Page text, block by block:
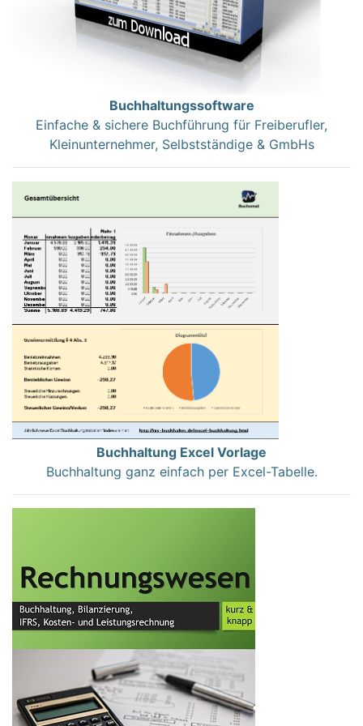
Buchhaltungssoftware
Einfache & sichere Buchführung für Freiberufler,
Kleinunternehmer, Selbstständige & GmbHs
Buchhaltung Excel Vorlage
Buchhaltung ganz einfach per Excel-Tabelle.